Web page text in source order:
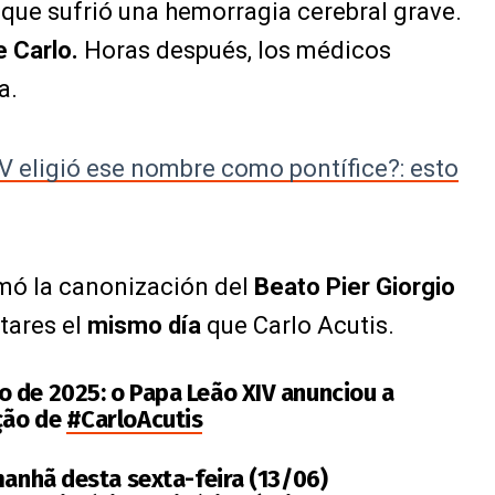
sufrió una hemorragia cerebral grave.
Carlo. Horas después, los médicos
eligió ese nombre como pontífice?: esto
la canonización del Beato Pier Giorgio
el mismo día que Carlo Acutis.
2025: o Papa Leão XIV anunciou a
de#CarloAcutis
desta sexta-feira (13/06)